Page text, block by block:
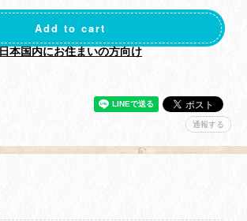
Add to cart
日本国内にお住まいの方向け
通報する